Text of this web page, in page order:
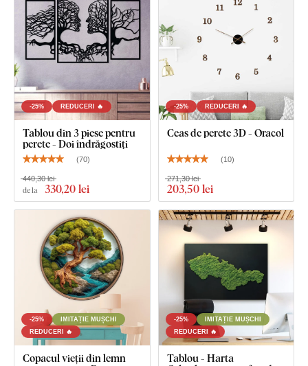
-25% REDUCERI 🔥
Tablou din 3 piese pentru
perete - Doi îndrăgostiți
(70)
de la 330,20 lei
440,30 lei
-25% REDUCERI 🔥
Ceas de perete 3D - Oracol
(10)
203,50 lei
271,30 lei
-25%
IMITAȚIE MUȘCHI
REDUCERI 🔥
Copacul vieții din lemn
-25%
IMITAȚIE MUȘCHI
REDUCERI 🔥
Tablou - Harta